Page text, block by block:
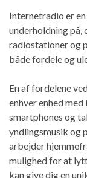
Internetradio er
underholdning på,
radiostationer og
både fordele og
En af fordelene
enhver enhed
smartphones og
yndlingsmusik og
arbejder
mulighed for at
kan give dig en